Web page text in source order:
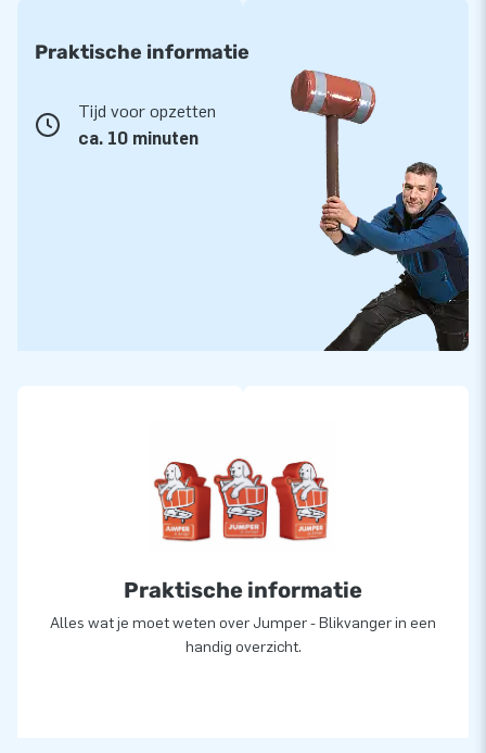
Praktische informatie
Tijd voor opzetten
ca. 10 minuten
Praktische informatie
Alles wat je moet weten over Jumper - Blikvanger in een
handig overzicht.